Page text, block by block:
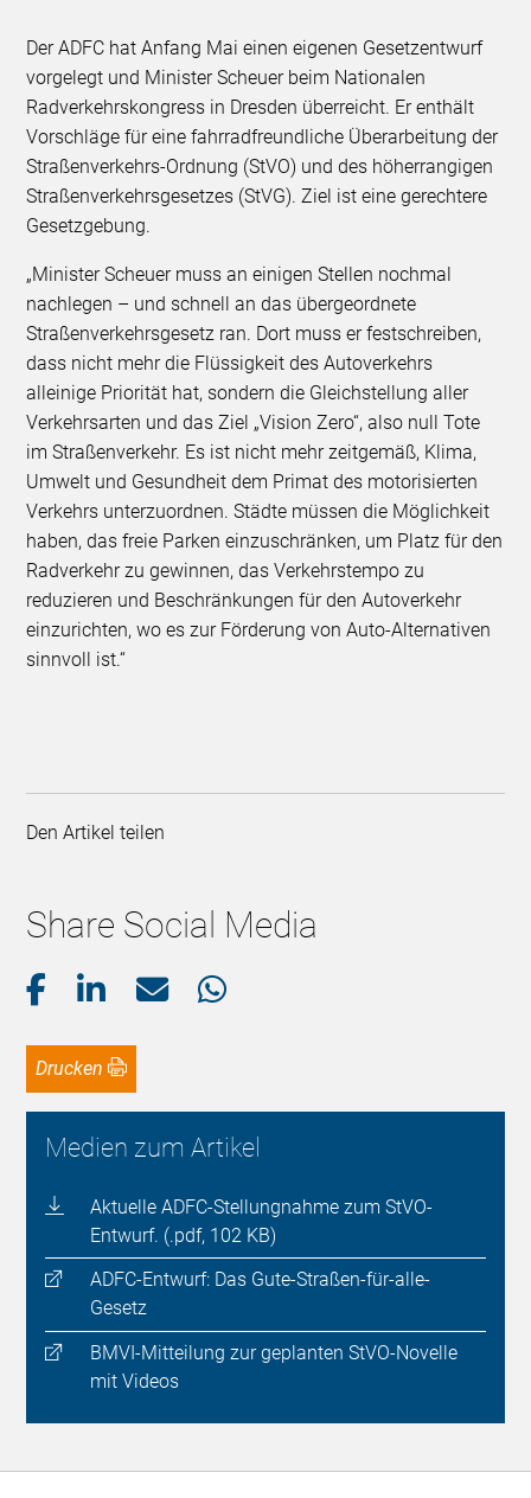
Der ADFC hat Anfang Mai einen eigenen Gesetzentwurf
vorgelegt und Minister Scheuer beim Nationalen
Radverkehrskongress in Dresden überreicht. Er enthält
Vorschläge für eine fahrradfreundliche Überarbeitung der
Straßenverkehrs-Ordnung (StVO) und des höherrangigen
Straßenverkehrsgesetzes (StVG). Ziel ist eine gerechtere
Gesetzgebung.
„Minister Scheuer muss an einigen Stellen nochmal
nachlegen – und schnell an das übergeordnete
Straßenverkehrsgesetz ran. Dort muss er festschreiben,
dass nicht mehr die Flüssigkeit des Autoverkehrs
alleinige Priorität hat, sondern die Gleichstellung aller
Verkehrsarten und das Ziel „Vision Zero“, also null Tote
im Straßenverkehr. Es ist nicht mehr zeitgemäß, Klima,
Umwelt und Gesundheit dem Primat des motorisierten
Verkehrs unterzuordnen. Städte müssen die Möglichkeit
haben, das freie Parken einzuschränken, um Platz für den
Radverkehr zu gewinnen, das Verkehrstempo zu
reduzieren und Beschränkungen für den Autoverkehr
einzurichten, wo es zur Förderung von Auto-Alternativen
sinnvoll ist.“
Den Artikel teilen
Share Social Media
Drucken
Medien zum Artikel
Aktuelle ADFC-Stellungnahme zum StVO-
Entwurf. (.pdf, 102 KB)
ADFC-Entwurf: Das Gute-Straßen-für-alle-
Gesetz
BMVI-Mitteilung zur geplanten StVO-Novelle
mit Videos